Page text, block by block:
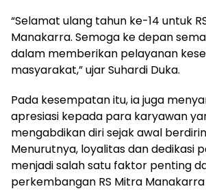
“Selamat ulang tahun ke-14 untuk
Manakarra. Semoga ke depan
dalam memberikan pelayanan
masyarakat,” ujar Suhardi Duka.
Pada kesempatan itu, ia juga
apresiasi kepada para karyawan
mengabdikan diri sejak awal
Menurutnya, loyalitas dan dedikasi
menjadi salah satu faktor penting
perkembangan RS Mitra